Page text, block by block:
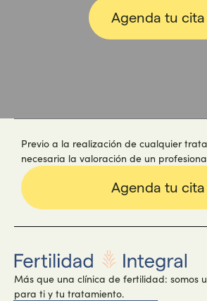
Agenda tu cita
Previo a la realización de cualquier
necesaria la valoración de un
Agenda tu cita
Más que una clínica de fertilidad: somos
para ti y tu tratamiento.